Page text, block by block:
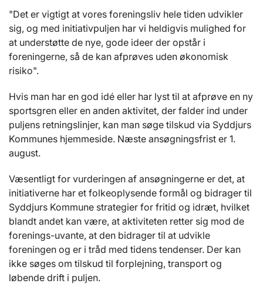
"Det er vigtigt at vores foreningsliv hele tiden udvikler
sig, og med initiativpuljen har vi heldigvis mulighed for
at understøtte de nye, gode ideer der opstår i
foreningerne, så de kan afprøves uden økonomisk
risiko".
Hvis man har en god idé eller har lyst til at afprøve en ny
sportsgren eller en anden aktivitet, der falder ind under
puljens retningslinjer, kan man søge tilskud via Syddjurs
Kommunes hjemmeside. Næste ansøgningsfrist er 1.
august.
Væsentligt for vurderingen af ansøgningerne er det, at
initiativerne har et folkeoplysende formål og bidrager til
Syddjurs Kommune strategier for fritid og idræt, hvilket
blandt andet kan være, at aktiviteten retter sig mod de
forenings-uvante, at den bidrager til at udvikle
foreningen og er i tråd med tidens tendenser. Der kan
ikke søges om tilskud til forplejning, transport og
løbende drift i puljen.